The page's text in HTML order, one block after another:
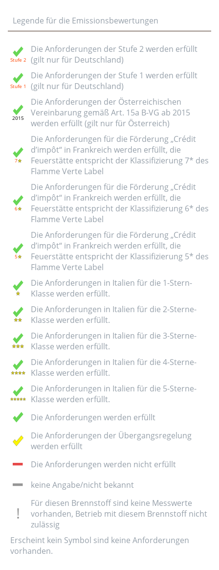
Legende für die Emissionsbewertungen
Die Anforderungen der Stufe 2 werden erfüllt
(gilt nur für Deutschland)
Die Anforderungen der Stufe 1 werden erfüllt
(gilt nur für Deutschland)
Die Anforderungen der Österreichischen
Vereinbarung gemäß Art. 15a B-VG ab 2015
werden erfüllt (gilt nur für Österreich)
Die Anforderungen für die Förderung „Crédit
d’impôt“ in Frankreich werden erfüllt, die
Feuerstätte entspricht der Klassifizierung 7* des
Flamme Verte Label
Die Anforderungen für die Förderung „Crédit
d’impôt“ in Frankreich werden erfüllt, die
Feuerstätte entspricht der Klassifizierung 6* des
Flamme Verte Label
Die Anforderungen für die Förderung „Crédit
d’impôt“ in Frankreich werden erfüllt, die
Feuerstätte entspricht der Klassifizierung 5* des
Flamme Verte Label
Die Anforderungen in Italien für die 1-Stern-
Klasse werden erfüllt.
Die Anforderungen in Italien für die 2-Sterne-
Klasse werden erfüllt.
Die Anforderungen in Italien für die 3-Sterne-
Klasse werden erfüllt.
Die Anforderungen in Italien für die 4-Sterne-
Klasse werden erfüllt.
Die Anforderungen in Italien für die 5-Sterne-
Klasse werden erfüllt.
Die Anforderungen werden erfüllt
Die Anforderungen der Übergangsregelung
werden erfüllt
Die Anforderungen werden nicht erfüllt
keine Angabe/nicht bekannt
Für diesen Brennstoff sind keine Messwerte
vorhanden, Betrieb mit diesem Brennstoff nicht
zulässig
Erscheint kein Symbol sind keine Anforderungen
vorhanden.